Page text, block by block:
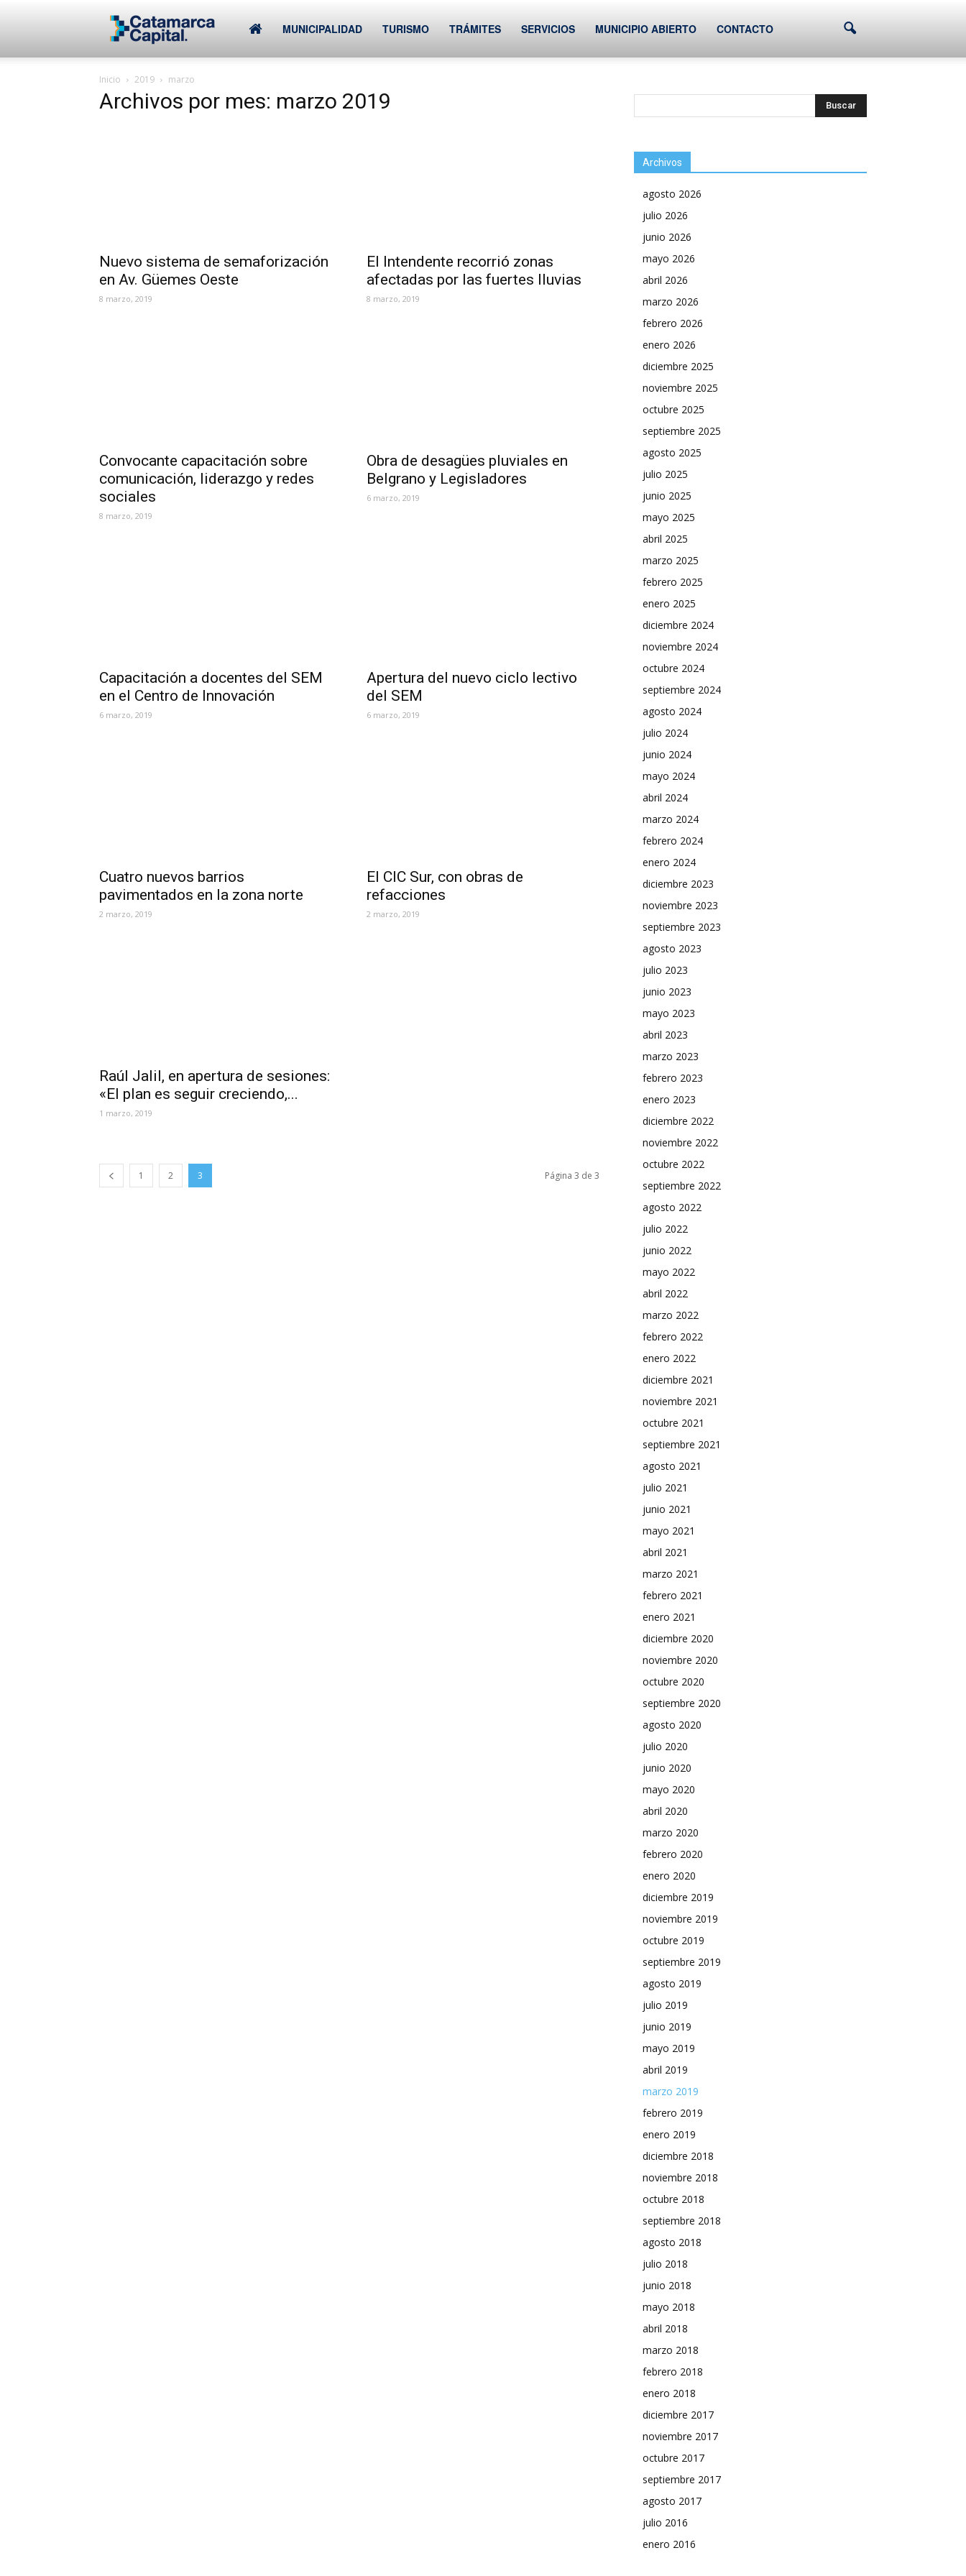
MUNICIPALIDAD TURISMO TRÁMITES SERVICIOS MUNICIPIO ABIERTO CONTACTO
Inicio 2019 marzo
Archivos por mes: marzo 2019
Nuevo sistema de semaforización
en Av. Güemes Oeste
8 marzo, 2019
El Intendente recorrió zonas
afectadas por las fuertes lluvias
8 marzo, 2019
Convocante capacitación sobre
comunicación, liderazgo y redes
sociales
8 marzo, 2019
Obra de desagües pluviales en
Belgrano y Legisladores
6 marzo, 2019
Capacitación a docentes del SEM
en el Centro de Innovación
6 marzo, 2019
Apertura del nuevo ciclo lectivo
del SEM
6 marzo, 2019
Cuatro nuevos barrios
pavimentados en la zona norte
2 marzo, 2019
El CIC Sur, con obras de
refacciones
2 marzo, 2019
Raúl Jalil, en apertura de sesiones:
«El plan es seguir creciendo,...
1 marzo, 2019
1 2 3 Página 3 de 3
Archivos
agosto 2026
julio 2026
junio 2026
mayo 2026
abril 2026
marzo 2026
febrero 2026
enero 2026
diciembre 2025
noviembre 2025
octubre 2025
septiembre 2025
agosto 2025
julio 2025
junio 2025
mayo 2025
abril 2025
marzo 2025
febrero 2025
enero 2025
diciembre 2024
noviembre 2024
octubre 2024
septiembre 2024
agosto 2024
julio 2024
junio 2024
mayo 2024
abril 2024
marzo 2024
febrero 2024
enero 2024
diciembre 2023
noviembre 2023
septiembre 2023
agosto 2023
julio 2023
junio 2023
mayo 2023
abril 2023
marzo 2023
febrero 2023
enero 2023
diciembre 2022
noviembre 2022
octubre 2022
septiembre 2022
agosto 2022
julio 2022
junio 2022
mayo 2022
abril 2022
marzo 2022
febrero 2022
enero 2022
diciembre 2021
noviembre 2021
octubre 2021
septiembre 2021
agosto 2021
julio 2021
junio 2021
mayo 2021
abril 2021
marzo 2021
febrero 2021
enero 2021
diciembre 2020
noviembre 2020
octubre 2020
septiembre 2020
agosto 2020
julio 2020
junio 2020
mayo 2020
abril 2020
marzo 2020
febrero 2020
enero 2020
diciembre 2019
noviembre 2019
octubre 2019
septiembre 2019
agosto 2019
julio 2019
junio 2019
mayo 2019
abril 2019
marzo 2019
febrero 2019
enero 2019
diciembre 2018
noviembre 2018
octubre 2018
septiembre 2018
agosto 2018
julio 2018
junio 2018
mayo 2018
abril 2018
marzo 2018
febrero 2018
enero 2018
diciembre 2017
noviembre 2017
octubre 2017
septiembre 2017
agosto 2017
julio 2016
enero 2016